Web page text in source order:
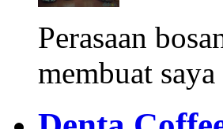
Perasaan
membuat saya